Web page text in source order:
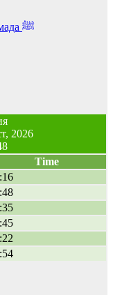
Сподвижники Пророка Мухаммада ﷺ
2026
Time